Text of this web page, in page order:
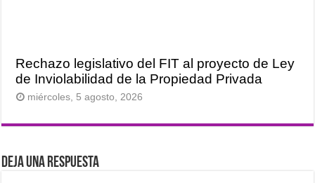
Rechazo legislativo del FIT al proyecto de Ley
de Inviolabilidad de la Propiedad Privada
miércoles, 5 agosto, 2026
Deja una respuesta